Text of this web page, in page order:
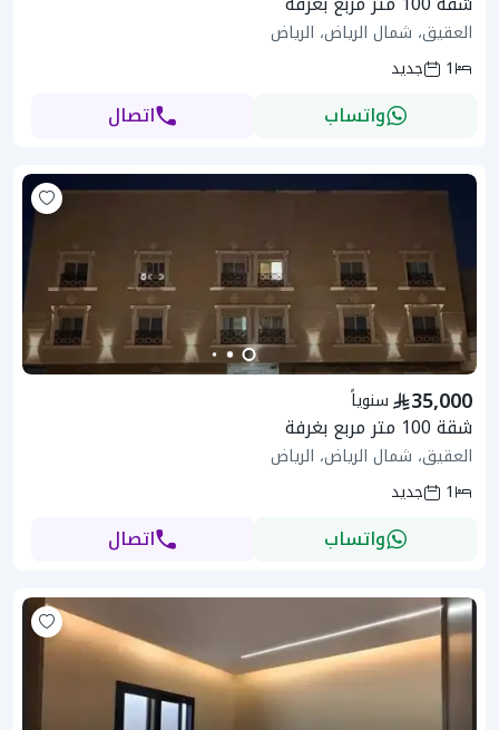
العقيق، شمال الرياض، الرياض
1
جديد
واتساب اتصال
سنوياً 35,000
شقة 100 متر مربع بغرفة
العقيق، شمال الرياض، الرياض
1
جديد
واتساب اتصال